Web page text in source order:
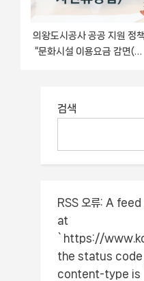
의왕도시공사 공공 지원 정책
“문화시설 이용요금 감면(바
검색
RSS 오류: A feed
at
`https://
the status
content-type